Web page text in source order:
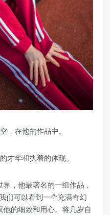
，在他的作品中。
才华和执着的体现。
，他最著名的一组作品，
们可以看到一个充满奇幻
的细致和用心。将几岁自